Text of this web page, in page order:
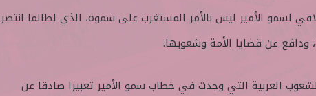
لسمو الأمير ليس بالأمر المستغرب على سموه، الذي لطالما انتصر
ودافع عن قضايا الأمة وشعوبها.
العربية التي وجدت في خطاب سمو الأمير تعبيرا صادقا عن